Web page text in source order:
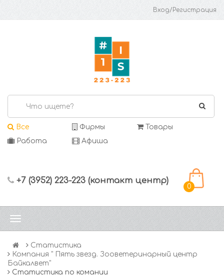
Вход/Регистрация
Все Фирмы
Товары
Работа
Афиша
+7 (3952) 223-223 (контакт центр)
0
Статистика
Компания " Пять звезд. Зооветеринарный центр
Байкалвет"
Статистика по комании